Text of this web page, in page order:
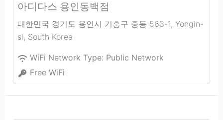
아디다스 용인동백점
대한민국 경기도 용인시 기흥구 중동 563-1, Yongin-
si, South Korea
WiFi Network Type: Public Network
Free WiFi